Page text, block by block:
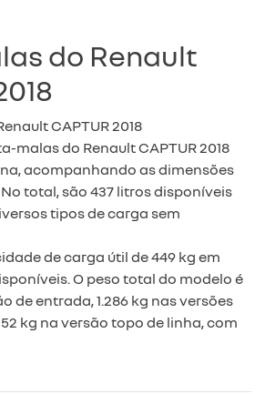
do Renault
malas do Renault CAPTUR 2018
acompanhando as dimensões
total, são 437 litros disponíveis
tipos de carga sem
de carga útil de 449 kg em
O peso total do modelo é
de entrada, 1.286 kg nas versões
kg na versão topo de linha, com